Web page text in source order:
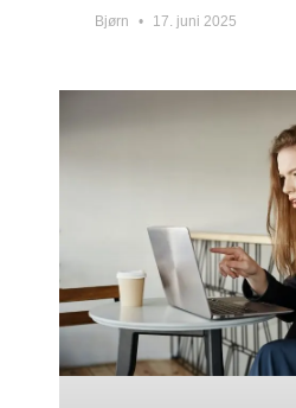
Bjørn 17. juni 2025